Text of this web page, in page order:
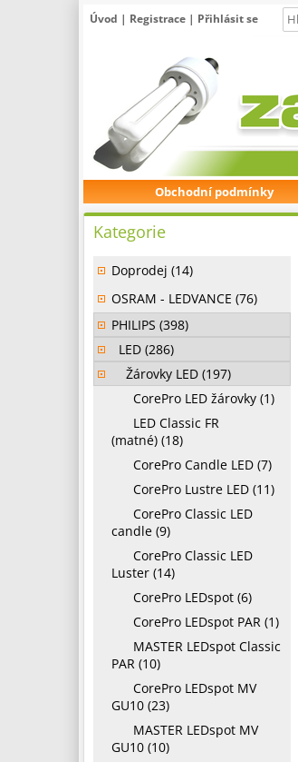
Úvod | Registrace | Přihlásit se
Obchodní podmínky
Kategorie
Doprodej (14)
OSRAM - LEDVANCE (76)
PHILIPS (398)
LED (286)
Žárovky LED (197)
CorePro LED žárovky (1)
LED Classic FR
(matné) (18)
CorePro Candle LED (7)
CorePro Lustre LED (11)
CorePro Classic LED
candle (9)
CorePro Classic LED
Luster (14)
CorePro LEDspot (6)
CorePro LEDspot PAR (1)
MASTER LEDspot Classic
PAR (10)
CorePro LEDspot MV
GU10 (23)
MASTER LEDspot MV
GU10 (10)